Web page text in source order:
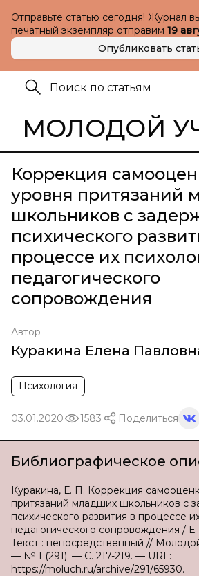
Отправьте статью сегодня! Журнал
печатный экземпляр отправим 19
Опубликовать
МОЛОДОЙ
Коррекция
уровня притязаний
школьников с
психического
процессе их
педагогического
сопровождения
Автор
Куракина Елена
Психология
03.01.2020 1583 Поделиться
Библиографическое
Куракина, Е. П. Коррекция
притязаний младших школьников с
психического развития в процессе
педагогического сопровождения /
Текст : непосредственный //
— № 1 (291). — С. 217-219. — URL:
https://moluch.ru/archive/291/65930.